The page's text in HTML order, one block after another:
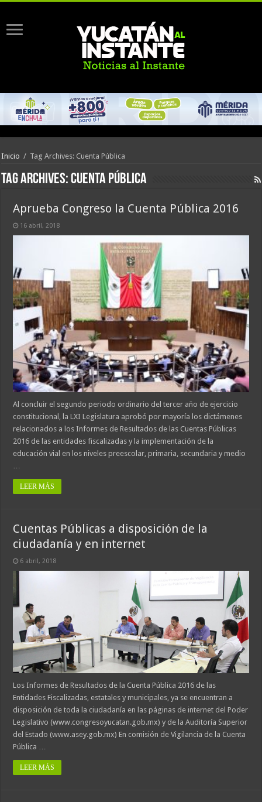
Inicio / Tag Archives: Cuenta Pública
Tag Archives:Cuenta Pública
Aprueba Congreso la Cuenta Pública 2016
16 abril, 2018
Al concluir el segundo periodo ordinario del tercer año de ejercicio
constitucional, la LXI Legislatura aprobó por mayoría los dictámenes
relacionados a los Informes de Resultados de las Cuentas Públicas
2016 de las entidades fiscalizadas y la implementación de la
educación vial en los niveles preescolar, primaria, secundaria y medio
…
LEER MÁS
Cuentas Públicas a disposición de la
ciudadanía y en internet
6 abril, 2018
Los Informes de Resultados de la Cuenta Pública 2016 de las
Entidades Fiscalizadas, estatales y municipales, ya se encuentran a
disposición de toda la ciudadanía en las páginas de internet del Poder
Legislativo (www.congresoyucatan.gob.mx) y de la Auditoría Superior
del Estado (www.asey.gob.mx) En comisión de Vigilancia de la Cuenta
Pública …
LEER MÁS